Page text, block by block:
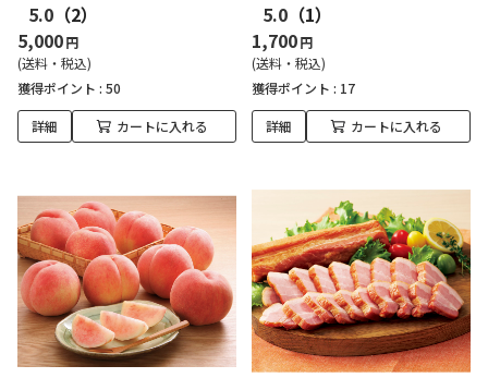
5.0 （2）
5,000円
(送料・税込)
獲得ポイント : 50
詳細 カートに入れる
5.0 （1）
1,700円
(送料・税込)
獲得ポイント : 17
詳細 カートに入れる